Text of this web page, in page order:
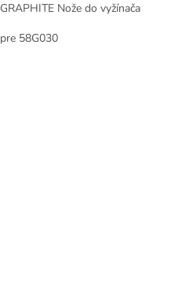
GRAPHITE Nože do vyžínača
pre 58G030